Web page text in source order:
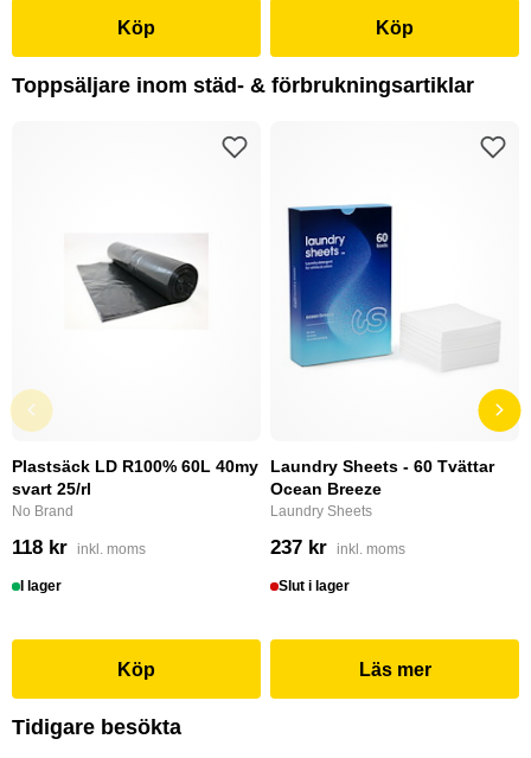
Köp Köp
Toppsäljare inom städ- & förbrukningsartiklar
Plastsäck LD R100% 60L 40my
svart 25/rl
No Brand
118 kr inkl. moms
I lager
Köp
Laundry Sheets - 60 Tvättar
Ocean Breeze
Laundry Sheets
237 kr inkl. moms
Slut i lager
Läs mer
Tidigare besökta